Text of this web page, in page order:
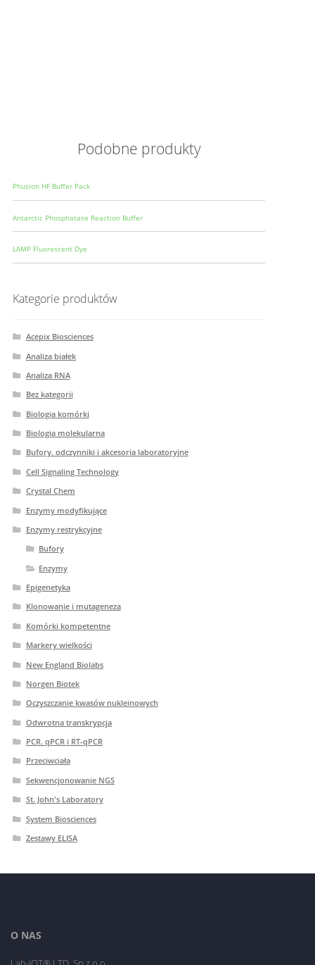
Podobne produkty
Phusion HF Buffer Pack
Antarctic Phosphatase Reaction Buffer
LAMP Fluorescent Dye
Kategorie produktów
Acepix Biosciences
Analiza białek
Analiza RNA
Bez kategorii
Biologia komórki
Biologia molekularna
Bufory. odczynniki i akcesoria laboratoryjne
Cell Signaling Technology
Crystal Chem
Enzymy modyfikujące
Enzymy restrykcyjne
Bufory
Enzymy
Epigenetyka
Klonowanie i mutageneza
Komórki kompetentne
Markery wielkości
New England Biolabs
Norgen Biotek
Oczyszczanie kwasów nukleinowych
Odwrotna transkrypcja
PCR. qPCR i RT-qPCR
Przeciwciała
Sekwencjonowanie NGS
St. John's Laboratory
System Biosciences
Zestawy ELISA
O NAS